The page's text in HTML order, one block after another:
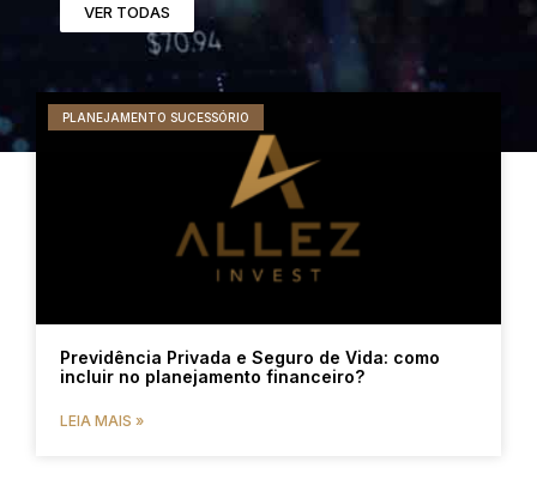
VER TODAS
PLANEJAMENTO SUCESSÓRIO
Previdência Privada e Seguro de Vida: como
incluir no planejamento financeiro?
LEIA MAIS »